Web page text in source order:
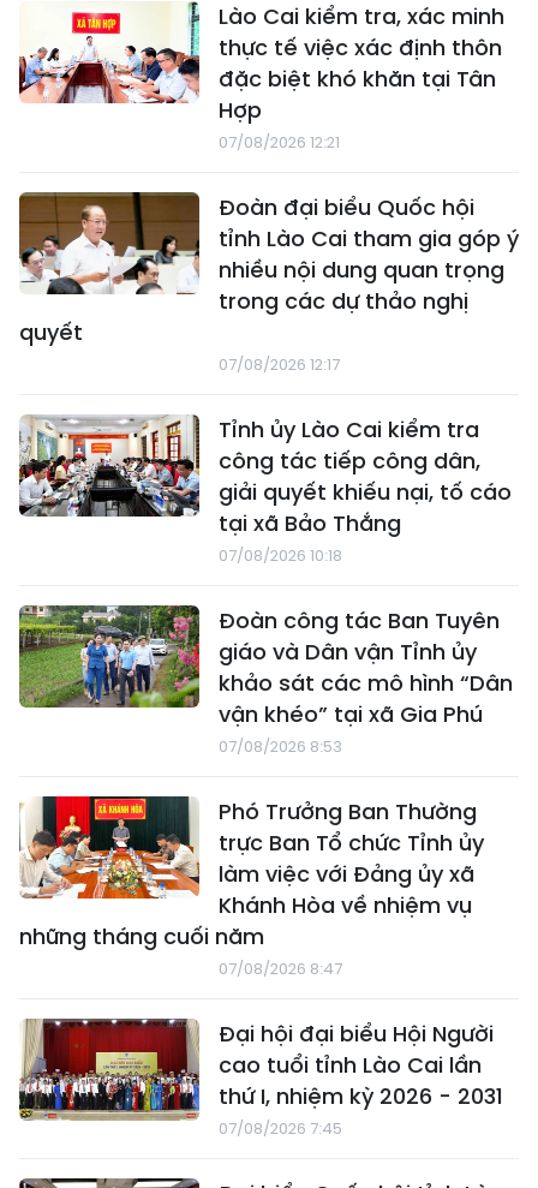
Lào Cai kiểm tra, xác minh
thực tế việc xác định thôn
đặc biệt khó khăn tại Tân
Hợp
07/08/2026 12:21
Đoàn đại biểu Quốc hội
tỉnh Lào Cai tham gia góp ý
nhiều nội dung quan trọng
trong các dự thảo nghị
quyết
07/08/2026 12:17
Tỉnh ủy Lào Cai kiểm tra
công tác tiếp công dân,
giải quyết khiếu nại, tố cáo
tại xã Bảo Thắng
07/08/2026 10:18
Đoàn công tác Ban Tuyên
giáo và Dân vận Tỉnh ủy
khảo sát các mô hình “Dân
vận khéo” tại xã Gia Phú
07/08/2026 8:53
Phó Trưởng Ban Thường
trực Ban Tổ chức Tỉnh ủy
làm việc với Đảng ủy xã
Khánh Hòa về nhiệm vụ
những tháng cuối năm
07/08/2026 8:47
Đại hội đại biểu Hội Người
cao tuổi tỉnh Lào Cai lần
thứ I, nhiệm kỳ 2026 - 2031
07/08/2026 7:45